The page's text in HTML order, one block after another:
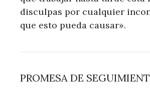
disculpas por cualquier
que esto pueda causar».
PROMESA DE